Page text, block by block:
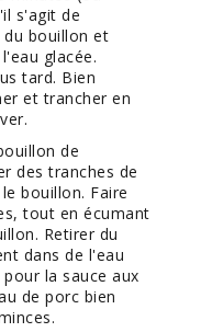
s'agit de
du bouillon et
glacée.
tard. Bien
et trancher en
de
des tranches de
bouillon. Faire
tout en écumant
Retirer du
dans de l'eau
la sauce aux
de porc bien